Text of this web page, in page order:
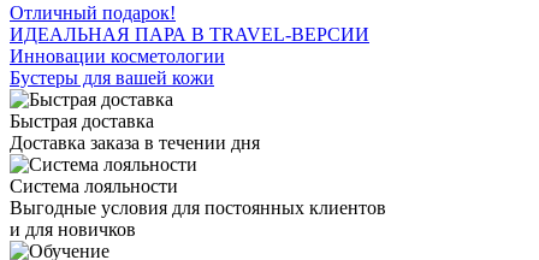
Отличный подарок!
ИДЕАЛЬНАЯ ПАРА В TRAVEL-ВЕРСИИ
Инновации косметологии
Бустеры для вашей кожи
Быстрая доставка
Доставка заказа в течении дня
Система лояльности
Выгодные условия для постоянных клиентов
и для новичков